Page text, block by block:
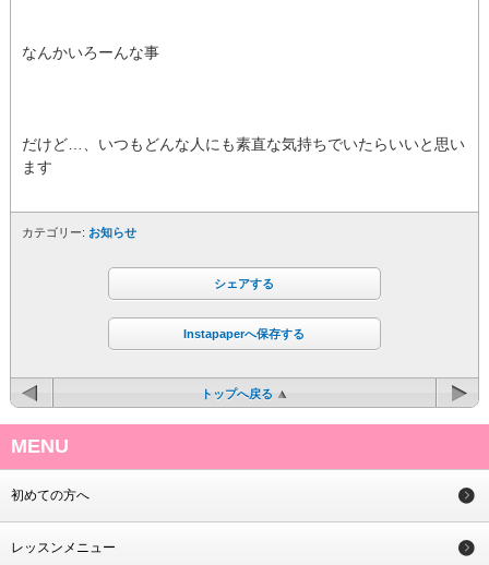
なんかいろーんな事
だけど…、いつもどんな人にも素直な気持ちでいたらいいと思い
ます
カテゴリー: お知らせ
シェアする
Instapaperへ保存する
トップへ戻る
MENU
初めての方へ
レッスンメニュー